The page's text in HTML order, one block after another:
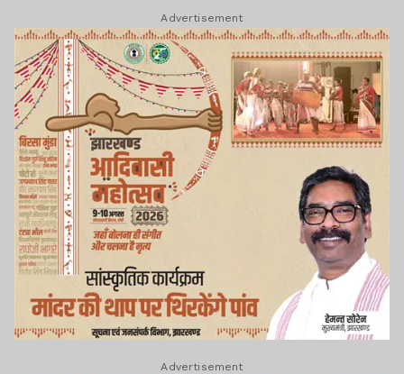
Advertisement
Advertisement